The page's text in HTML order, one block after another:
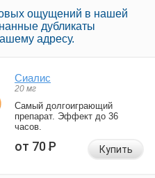
ощущений в нашей
дубликаты
адресу.
Сиалис
20 мг
Самый долгоиграющий
препарат. Эффект до 36
часов.
от 70Р Купить